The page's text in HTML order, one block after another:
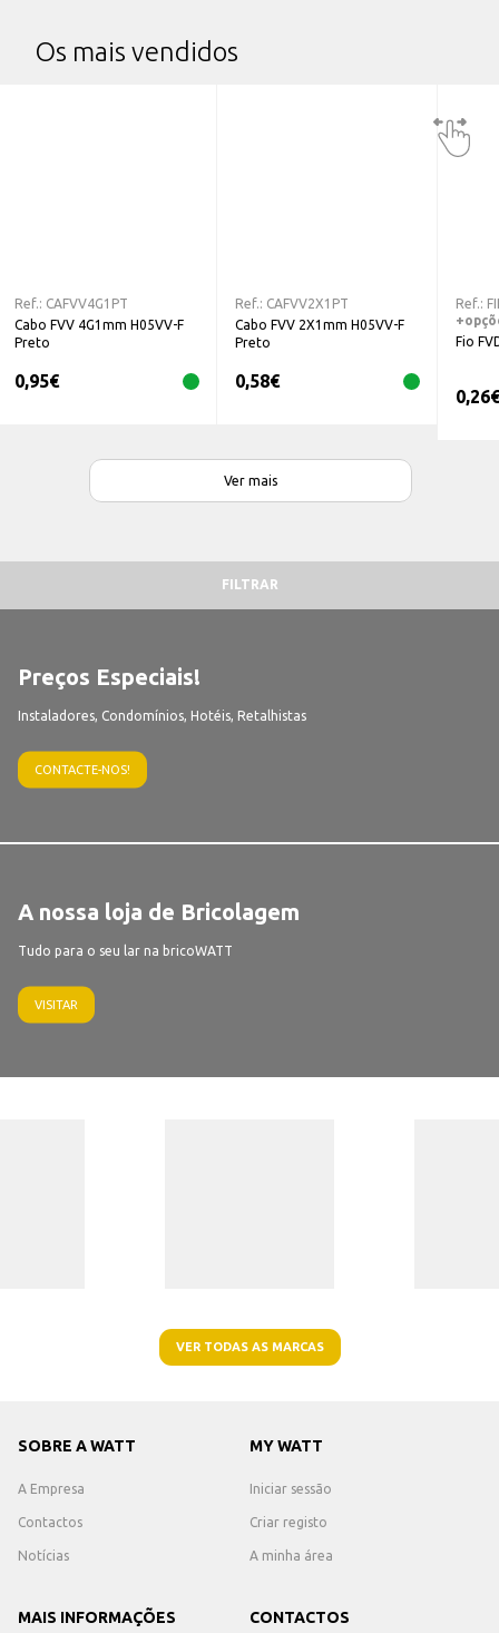
Os mais vendidos
Ref.: CAFVV4G1PT
Cabo FVV 4G1mm H05VV-F
Preto
0,95€
Ref.: CAFVV2X1PT
Cabo FVV 2X1mm H05VV-F
Preto
0,58€
Ref.:
Fio
0,26€
Ver mais
FILTRAR
Preços Especiais!
Instaladores, Condomínios, Hotéis, Retalhistas
CONTACTE-NOS!
A nossa loja de Bricolagem
Tudo para o seu lar na bricoWATT
VISITAR
VER TODAS AS MARCAS
SOBRE A WATT
A Empresa
Contactos
Notícias
MY WATT
Iniciar sessão
Criar registo
A minha área
MAIS INFORMAÇÕES CONTACTOS